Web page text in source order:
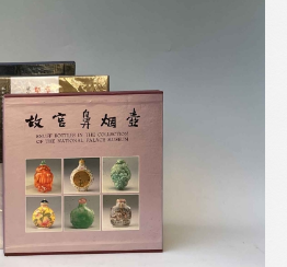
網站地圖
DESIGNBY GRNET